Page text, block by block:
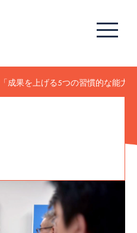
「成果を上げる5つの習慣的な能力